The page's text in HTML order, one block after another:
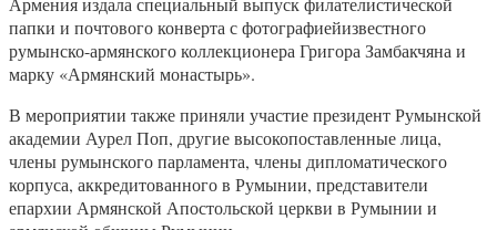
папки и почтового конверта с фотографиейизвестного
румынско-армянского коллекционера Григора Замбакчяна и
марку «Армянский монастырь».
В мероприятии также приняли участие президент Румынской
академии Аурел Поп, другие высокопоставленные лица,
члены румынского парламента, члены дипломатического
корпуса, аккредитованного в Румынии, представители
епархии Армянской Апостольской церкви в Румынии и